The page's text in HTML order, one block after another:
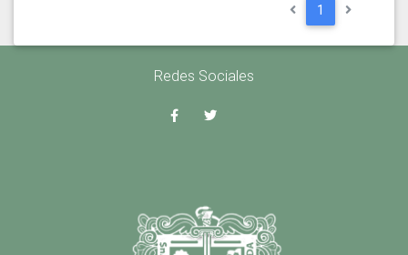
1
Redes Sociales